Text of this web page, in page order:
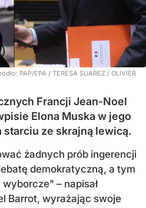
PAP/EPA / TERESA SUAREZ / OLIVIER
Francji Jean-Noel
Elona Muska w jego
ze skrajną lewicą.
żadnych prób ingerencji
demokratyczną, a tym
– napisał
Barrot, wyrażając swoje